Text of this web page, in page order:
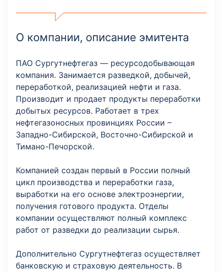
О компании, описание эмитента
ПАО Сургутнефтегаз — ресурсодобывающая
компания. Занимается разведкой, добычей,
переработкой, реализацией нефти и газа.
Производит и продает продукты переработки
добытых ресурсов. Работает в трех
нефтегазоносных провинциях России –
Западно-Сибирской, Восточно-Сибирской и
Тимано-Печорской.
Компанией создан первый в России полный
цикл производства и переработки газа,
выработки на его основе электроэнергии,
получения готового продукта. Отделы
компании осуществляют полный комплекс
работ от разведки до реализации сырья.
Дополнительно Сургутнефтегаз осуществляет
банковскую и страховую деятельность. В